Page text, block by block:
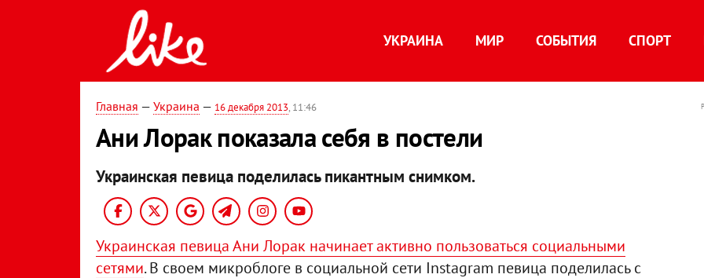
УКРАИНА МИР СОБЫТИЯ СПОРТ
Главная — Украина — 16 декабря 2013, 11:46
Ани Лорак показала себя в постели
Украинская певица поделилась пикантным снимком.
Украинская певица Ани Лорак начинает активно пользоваться социальными
сетями. В своем микроблоге в социальной сети Instagram певица поделилась с